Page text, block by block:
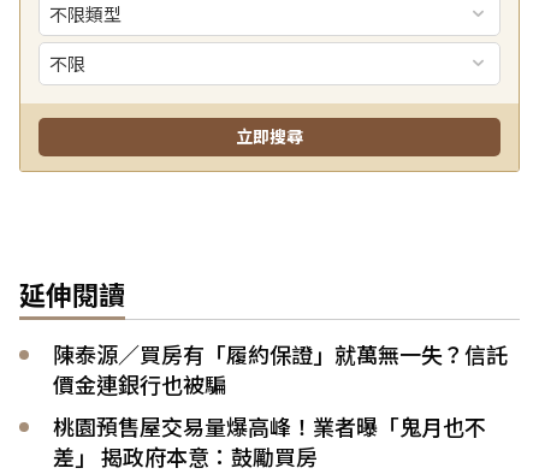
延伸閱讀
陳泰源／買房有「履約保證」就萬無一失？信託
價金連銀行也被騙
桃園預售屋交易量爆高峰！業者曝「鬼月也不
差」 揭政府本意：鼓勵買房